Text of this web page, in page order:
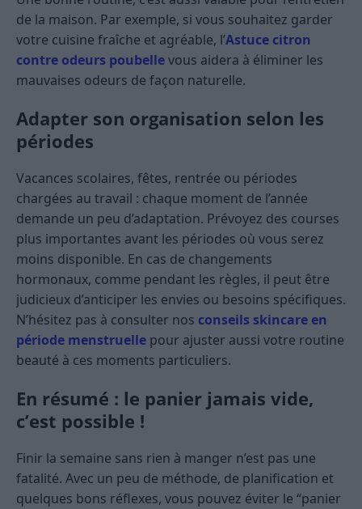
de la maison. Par exemple, si vous souhaitez garder
votre cuisine fraîche et agréable, l’Astuce citron
contre odeurs poubellevous aidera à éliminer les
mauvaises odeurs de façon naturelle.
Adapter son organisation selon les
périodes
Vacances scolaires, fêtes, rentrée ou périodes
chargées au travail : chaque moment de l’année
demande un peu d’adaptation. Prévoyez des courses
plus importantes avant les périodes où vous serez
moins disponible. En cas de changements
hormonaux, comme pendant les règles, il peut être
judicieux d’anticiper les envies ou besoins spécifiques.
N’hésitez pas à consulter nos conseils skincare en
période menstruelle pour ajuster aussi votre routine
beauté à ces moments particuliers.
En résumé : le panier jamais vide,
c’est possible !
Finir la semaine sans rien à manger n’est pas une
fatalité. Avec un peu de méthode, de planification et
quelques bons réflexes, vous pouvez éviter le “panier